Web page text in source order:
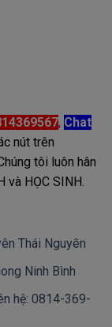
, Chat
nút trên
tôi luôn hân
HỌC SINH.
Thái Nguyên
Ninh Bình
hệ: 0814-369-